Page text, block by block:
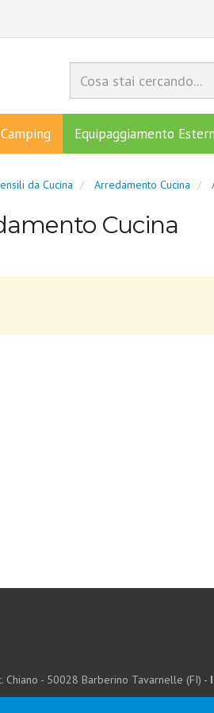
Camping Equipaggiamento
da Cucina Arredamento Cucina
Cucina
Chiano - 50028 Barberino Tavarnelle (FI) -